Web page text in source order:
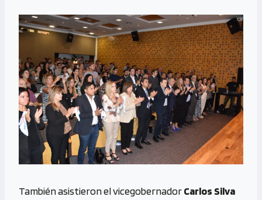
También asistieron el vicegobernadorCarlos Silva